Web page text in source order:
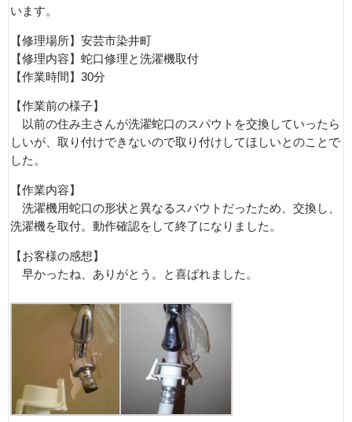
います。
【修理場所】安芸市染井町
【修理内容】蛇口修理と洗濯機取付
【作業時間】30分
【作業前の様子】
以前の住み主さんが洗濯蛇口のスパウトを交換していったら
しいが、取り付けできないので取り付けしてほしいとのことで
した。
【作業内容】
洗濯機用蛇口の形状と異なるスパウトだったため、交換し、
洗濯機を取付。動作確認をして終了になりました。
【お客様の感想】
早かったね、ありがとう。と喜ばれました。